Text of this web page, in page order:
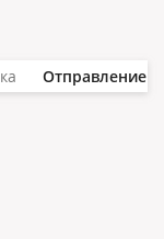
Отправление